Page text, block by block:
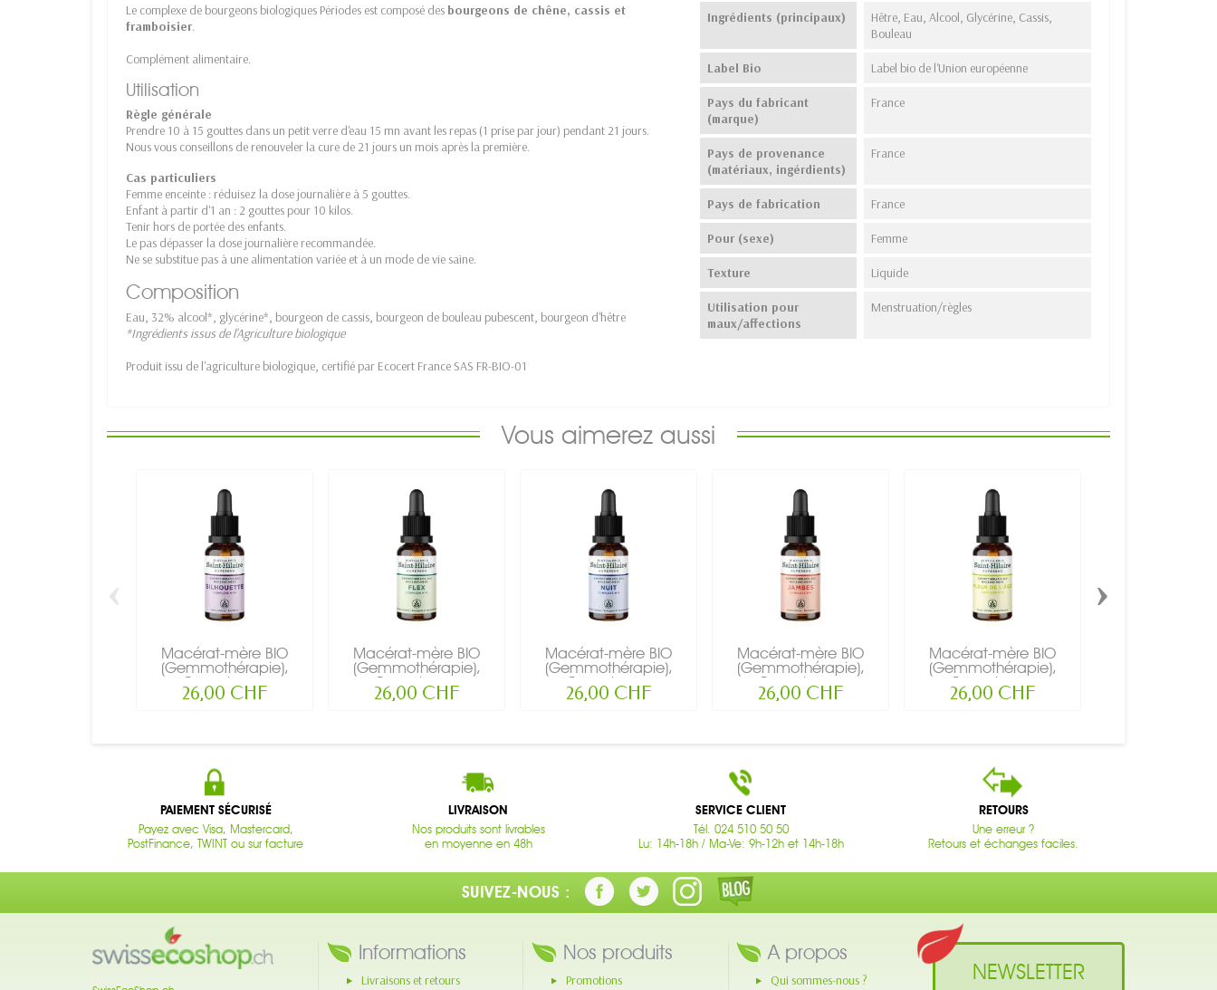
Le complexe de bourgeons biologiques Périodes est composé des bourgeons de chêne, cassis et
framboisier
Complément alimentaire.
Utilisation
Règle générale
Prendre 10 à 15 gouttes dans un petit verre d'eau 15 mn avant les repas (1 prise par jour) pendant 21 jours.
Nous vous conseillons de renouveler la cure de 21 jours un mois après la première.
Cas particuliers
Femme enceinte : réduisez la dose journalière à 5 gouttes.
Enfant à partir d'1 an : 2 gouttes pour 10 kilos.
Tenir hors de portée des enfants.
Le pas dépasser la dose journalière recommandée.
Ne se substitue pas à une alimentation variée et à un mode de vie saine.
Composition
Eau, 32% alcool*, glycérine*, bourgeon de cassis, bourgeon de bouleau pubescent, bourgeon d'hêtre
*Ingrédients issus de l'Agriculture biologique
Produit issu de l'agriculture biologique, certifié par Ecocert France SAS FR-BIO-01
Ingrédients (principaux)
Hêtre, Eau, Alcool, Glycérine, Cassis,
Bouleau
Label Bio Label bio de l'Union européenne
Pays du fabricant
(marque)
France
Pays de provenance
(matériaux, ingérdients)
France
Pays de fabrication France
Pour (sexe) Femme
Texture Liquide
Utilisation pour
maux/affections
Menstruation/règles
Vous aimerez aussi
Macérat-mère BIO
(Gemmothérapie),
Complexe...
26,00 CHF
Macérat-mère BIO
(Gemmothérapie),
Complexe...
26,00 CHF
Macérat-mère BIO
(Gemmothérapie),
Complexe...
26,00 CHF
Macérat-mère BIO
(Gemmothérapie),
Complexe...
26,00 CHF
Macérat-mère BIO
(Gemmothérapie),
Complexe...
26,00 CHF
‹ ›
PAIEMENT SÉCURISÉ
Payez avec Visa, Mastercard,
PostFinance, TWINT ou sur facture
LIVRAISON
Nos produits sont livrables
en moyenne en 48h
SERVICE CLIENT
Tél. 024 510 50 50
Lu: 14h-18h / Ma-Ve: 9h-12h et 14h-18h
RETOURS
Une erreur ?
Retours et échanges faciles.
SUIVEZ-NOUS :
Informations
Livraisons et retours
Nos produits
Promotions
A propos
Qui sommes-nous ? NEWSLETTER